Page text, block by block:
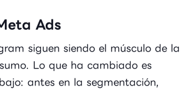
Ads
siguen siendo el músculo de la
Lo que ha cambiado es
antes en la segmentación,